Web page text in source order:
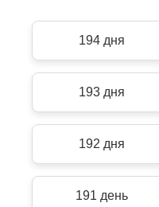
194 дня
193 дня
192 дня
191 день